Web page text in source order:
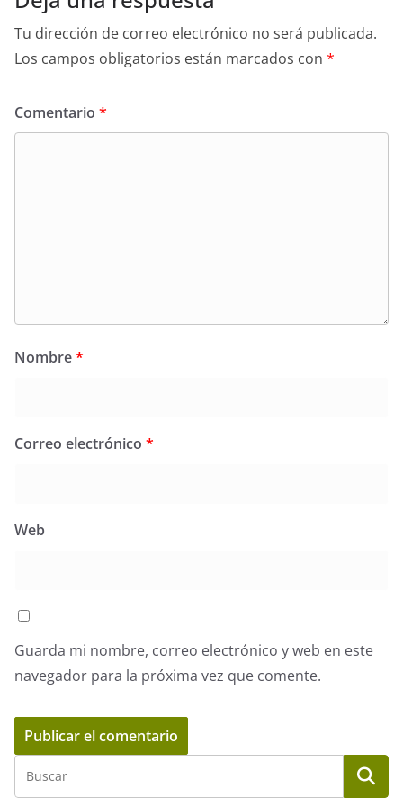
Tu dirección de correo electrónico no será publicada.
Los campos obligatorios están marcados con *
Comentario *
Nombre*
Correo electrónico *
Web
Guarda mi nombre, correo electrónico y web en este
navegador para la próxima vez que comente.